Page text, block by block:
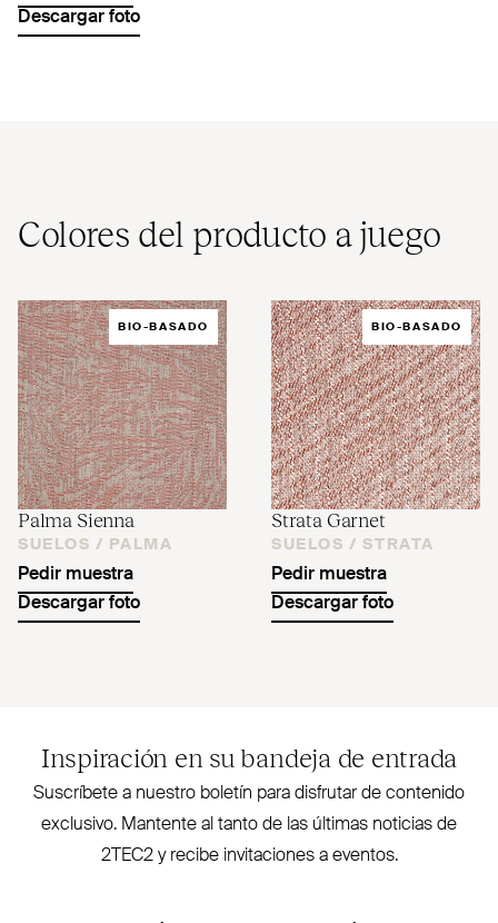
Descargar foto
Colores del producto a juego
BIO-BASADO
Palma Sienna
SUELOS / PALMA
Pedir muestra
Descargar foto
BIO-BASADO
Strata Garnet
SUELOS / STRATA
Pedir muestra
Descargar foto
Inspiración en su bandeja de entrada
Sus­críbete a nuestro boletín para disfrutar de contenido
exclusivo. Mantente al tanto de las últimas noticias de
2TEC2y recibe invi­taciones a eventos.